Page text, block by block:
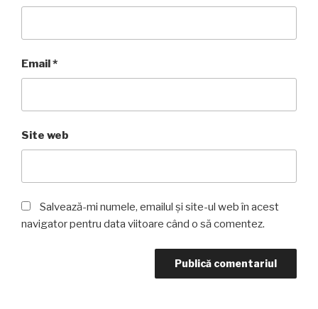
Email*
Site web
Salvează-mi numele, emailul și site-ul web în acest
navigator pentru data viitoare când o să comentez.